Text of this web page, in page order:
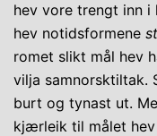
hev vore trengt inn
hev notidsformene
romet slikt mål hev
vilja samnorsktiltak.
burt og tynast ut.
kjærleik til målet